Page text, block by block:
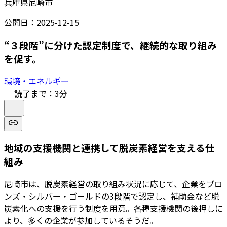
公開日： 2025-12-15
“３段階”に分けた認定制度で、継続的な取り組み
を促す。
環境・エネルギー
読了まで： 3分
地域の支援機関と連携して脱炭素経営を支える仕
組み
尼崎市は、脱炭素経営の取り組み状況に応じて、企業をブロ
ンズ・シルバー・ゴールドの3段階で認定し、補助金など脱
炭素化への支援を行う制度を用意。各種支援機関の後押しに
より、多くの企業が参加しているそうだ。